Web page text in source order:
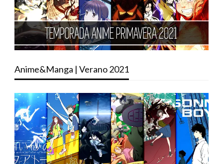
Anime&Manga | Verano 2021